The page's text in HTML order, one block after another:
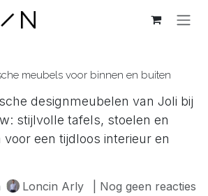
meubels voor binnen en buiten
designmeubelen van Joli bij
stijlvolle tafels, stoelen en
een tijdloos interieur en
Loncin Arly | Nog geen reacties